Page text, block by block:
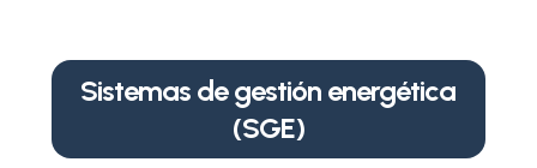
Sistemas de gestión energética
(SGE)